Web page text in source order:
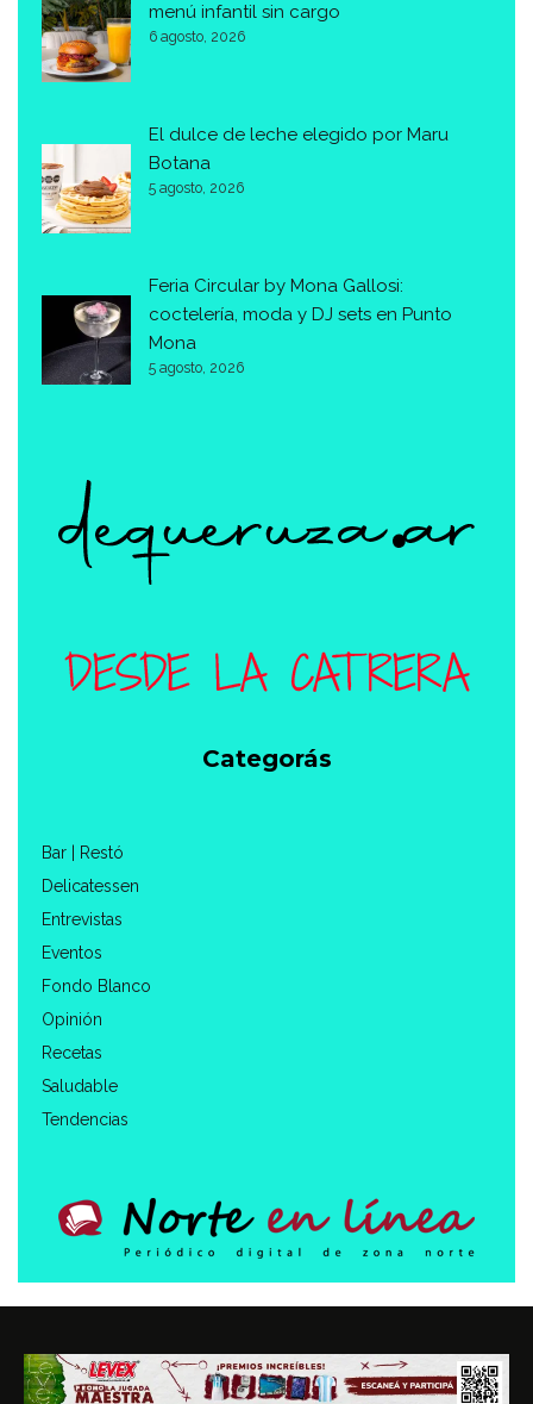
menú infantil sin cargo
6 agosto, 2026
El dulce de leche elegido por Maru
Botana
5 agosto, 2026
Feria Circular by Mona Gallosi:
coctelería, moda y DJ sets en Punto
Mona
5 agosto, 2026
Categorás
Bar | Restó
Delicatessen
Entrevistas
Eventos
Fondo Blanco
Opinión
Recetas
Saludable
Tendencias